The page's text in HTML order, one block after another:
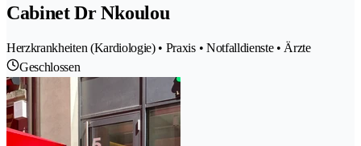
Cabinet Dr Nkoulou
Herzkrankheiten (Kardiologie) • Praxis • Notfalldienste • Ärzte
Geschlossen